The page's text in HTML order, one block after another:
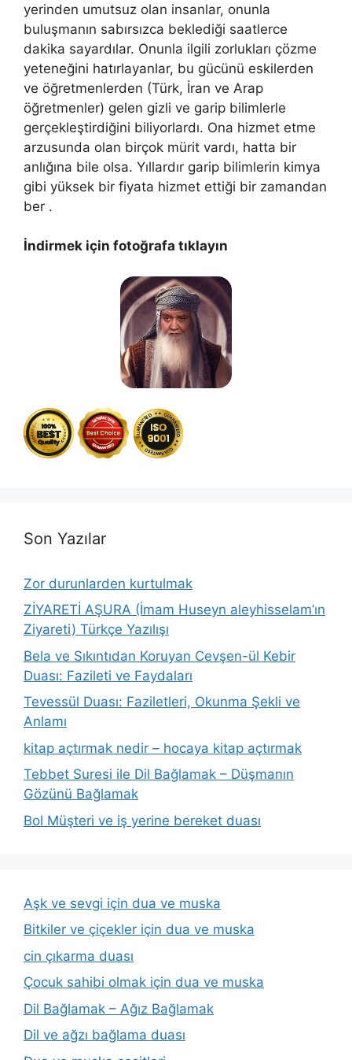
yerinden umutsuz olan insanlar, onunla
buluşmanın sabırsızca beklediği saatlerce
dakika sayardılar. Onunla ilgili zorlukları çözme
yeteneğini hatırlayanlar, bu gücünü eskilerden
ve öğretmenlerden (Türk, İran ve Arap
öğretmenler) gelen gizli ve garip bilimlerle
gerçekleştirdiğini biliyorlardı. Ona hizmet etme
arzusunda olan birçok mürit vardı, hatta bir
anlığına bile olsa. Yıllardır garip bilimlerin kimya
gibi yüksek bir fiyata hizmet ettiği bir zamandan
ber .
İndirmek için fotoğrafa tıklayın
Son Yazılar
Zor durunlarden kurtulmak
ZİYARETİ AŞURA (İmam Huseyn aleyhisselam’ın
Ziyareti) Türkçe Yazılışı
Bela ve Sıkıntıdan Koruyan Cevşen-ül Kebir
Duası: Fazileti ve Faydaları
Tevessül Duası: Faziletleri, Okunma Şekli ve
Anlamı
kitap açtırmak nedir – hocaya kitap açtırmak
Tebbet Suresi ile Dil Bağlamak – Düşmanın
Gözünü Bağlamak
Bol Müşteri ve iş yerine bereket duası
Aşk ve sevgi için dua ve muska
Bitkiler ve çiçekler için dua ve muska
cin çıkarma duası
Çocuk sahibi olmak için dua ve muska
Dil Bağlamak – Ağız Bağlamak
Dil ve ağzı bağlama duası